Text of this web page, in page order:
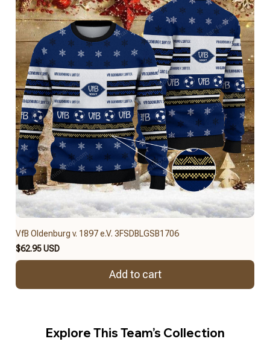
VfB Oldenburg v. 1897 e.V. 3FSDBLGSB1706
$62.95 USD
Add to cart
Explore This Team’s Collection